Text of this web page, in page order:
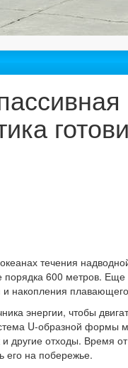
течения
600 метров. Еще
накопления
энергии, чтобы
U-образной формы
другие отходы. Время
его на побережье.